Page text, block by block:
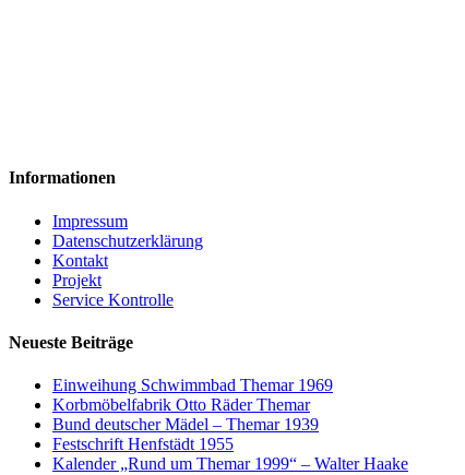
Informationen
Impressum
Datenschutzerklärung
Kontakt
Projekt
Service Kontrolle
Neueste Beiträge
Einweihung Schwimmbad Themar 1969
Korbmöbelfabrik Otto Räder Themar
Bund deutscher Mädel – Themar 1939
Festschrift Henfstädt 1955
Kalender „Rund um Themar 1999“ – Walter Haake